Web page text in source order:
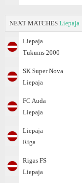
NEXT MATCHES Liepaja
Liepaja
Tukums 2000
SK Super Nova
Liepaja
FC Auda
Liepaja
Liepaja
Riga
Rigas FS
Liepaja